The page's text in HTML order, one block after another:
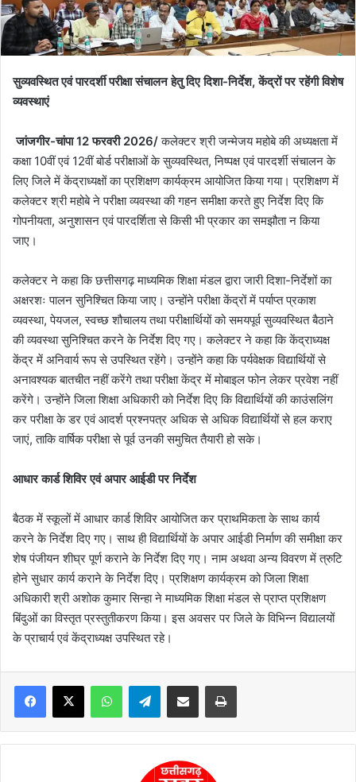
सुव्यवस्थित एवं पारदर्शी परीक्षा संचालन हेतु दिए दिशा-निर्देश, केंद्रों पर रहेंगी विशेष
व्यवस्थाएं
जांजगीर-चांपा 12 फरवरी 2026/कलेक्टर श्री जन्मेजय महोबे की अध्यक्षता में
कक्षा 10वीं एवं 12वीं बोर्ड परीक्षाओं के सुव्यवस्थित, निष्पक्ष एवं पारदर्शी संचालन के
लिए जिले में केंद्राध्यक्षों का प्रशिक्षण कार्यक्रम आयोजित किया गया। प्रशिक्षण में
कलेक्टर श्री महोबे ने परीक्षा व्यवस्था की गहन समीक्षा करते हुए निर्देश दिए कि
गोपनीयता, अनुशासन एवं पारदर्शिता से किसी भी प्रकार का समझौता न किया
जाए।
कलेक्टर ने कहा कि छत्तीसगढ़ माध्यमिक शिक्षा मंडल द्वारा जारी दिशा-निर्देशों का
अक्षरशः पालन सुनिश्चित किया जाए। उन्होंने परीक्षा केंद्रों में पर्याप्त प्रकाश
व्यवस्था, पेयजल, स्वच्छ शौचालय तथा परीक्षार्थियों को समयपूर्व सुव्यवस्थित बैठाने
की व्यवस्था सुनिश्चित करने के निर्देश दिए गए। कलेक्टर ने कहा कि केंद्राध्यक्ष
केंद्र में अनिवार्य रूप से उपस्थित रहेंगे। उन्होंने कहा कि पर्यवेक्षक विद्यार्थियों से
अनावश्यक बातचीत नहीं करेंगे तथा परीक्षा केंद्र में मोबाइल फोन लेकर प्रवेश नहीं
करेंगे। उन्होंने जिला शिक्षा अधिकारी को निर्देश दिए कि विद्यार्थियों की काउंसलिंग
कर परीक्षा के डर एवं आदर्श प्रश्नपत्र अधिक से अधिक विद्यार्थियों से हल कराए
जाएं, ताकि वार्षिक परीक्षा से पूर्व उनकी समुचित तैयारी हो सके।
आधार कार्ड शिविर एवं अपार आईडी पर निर्देश
बैठक में स्कूलों में आधार कार्ड शिविर आयोजित कर प्राथमिकता के साथ कार्य
करने के निर्देश दिए गए। साथ ही विद्यार्थियों के अपार आईडी निर्माण की समीक्षा कर
शेष पंजीयन शीघ्र पूर्ण कराने के निर्देश दिए गए। नाम अथवा अन्य विवरण में त्रुटि
होने सुधार कार्य कराने के निर्देश दिए। प्रशिक्षण कार्यक्रम को जिला शिक्षा
अधिकारी श्री अशोक कुमार सिन्हा ने माध्यमिक शिक्षा मंडल से प्राप्त प्रशिक्षण
बिंदुओं का विस्तृत प्रस्तुतीकरण किया। इस अवसर पर जिले के विभिन्न विद्यालयों
के प्राचार्य एवं केंद्राध्यक्ष उपस्थित रहे।
Telegram